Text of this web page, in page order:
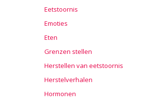
Eetstoornis
Emoties
Eten
Grenzen stellen
Herstellen van eetstoornis
Herstelverhalen
Hormonen